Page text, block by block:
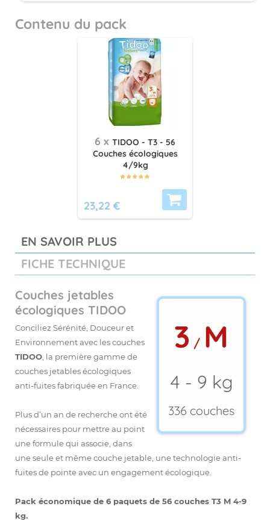
Contenu du pack
6 x TIDOO - T3 - 56
Couches écologiques
4/9kg
23,22 €
EN SAVOIR PLUS
FICHE TECHNIQUE
3 / M
4 - 9 kg
336 couches
Couches jetables
écologiques TIDOO
Conciliez Sérénité, Douceur et
Environnement avec les couches
TIDOO , la première gamme de
couches jetablesécologiques
anti-fuites fabriquée en France.
Plus d’un an de recherche ont été
nécessaires pour mettre au point
une formule qui associe, dans
une seule et même couche jetable, une technologie anti-
fuites de pointe avec un engagement écologique.
Pack économique de 6 paquets de 56 couches T3 M 4-9
kg.